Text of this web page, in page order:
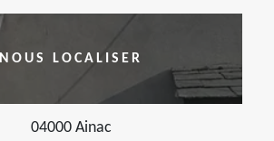
NOUS LOCALISER
04000 Ainac